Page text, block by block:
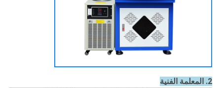
2. المعلمة الفنية